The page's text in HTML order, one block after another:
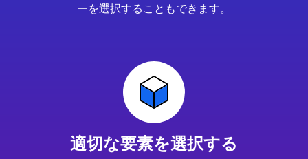
ーを選択することもできます。
適切な要素を選択する